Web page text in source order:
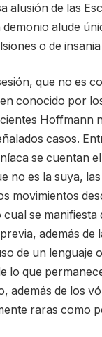
alusión de las
alude
o de
que no es
conocido por
Hoffmann
casos.
se cuentan
no es la suya,
movimientos
se manifiesta
además de
de un lenguaje
lo que
además de los
raras como